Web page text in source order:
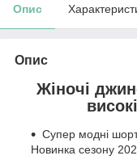
Опис
Опис
Жіночі
Супер модні
Новинка сезону